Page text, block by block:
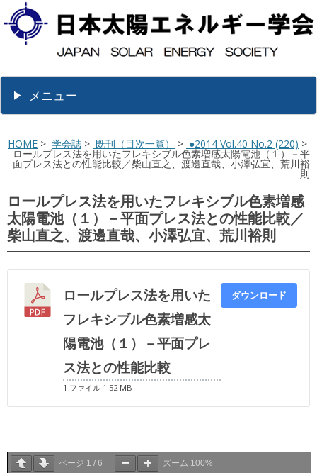
メニュー
HOME > 学会誌 > 既刊（目次一覧） > ●2014 Vol.40 No.2 (220) >
ロールプレス法を用いたフレキシブル色素増感太陽電池（１）－平
面プレス法との性能比較／柴山直之、渡邊直哉、小澤弘宜、荒川裕
則
ロールプレス法を用いたフレキシブル色素増感
太陽電池（１）－平面プレス法との性能比較／
柴山直之、渡邊直哉、小澤弘宜、荒川裕則
ロールプレス法を用いた
フレキシブル色素増感太
陽電池（１）－平面プレ
ス法との性能比較
1 ファイル 1.52 MB
ダウンロード
ページ 1 / 6 ズーム 100%